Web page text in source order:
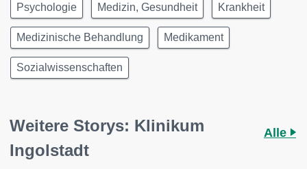
Psychologie Medizin, Gesundheit Krankheit
Medizinische Behandlung Medikament
Sozialwissenschaften
Weitere Storys: Klinikum
Ingolstadt
Alle